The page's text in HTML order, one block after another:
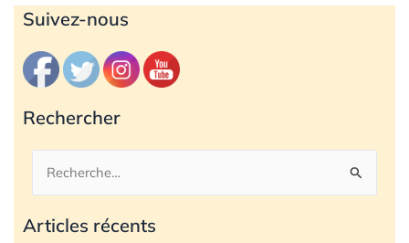
Suivez-nous
Rechercher
Rechercher :
Articles récents
Archives